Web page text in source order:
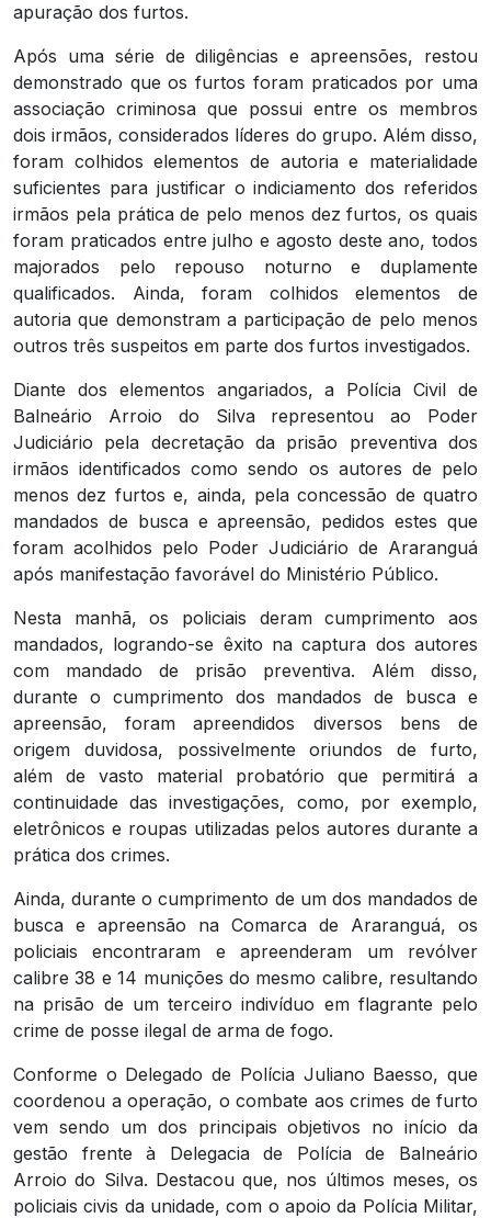
apuração dos furtos.
Após uma série de diligências e apreensões, restou
demonstrado que os furtos foram praticados por uma
associação criminosa que possui entre os membros
dois irmãos, considerados líderes do grupo. Além disso,
foram colhidos elementos de autoria e materialidade
suficientes para justificar o indiciamento dos referidos
irmãos pela prática de pelo menos dez furtos, os quais
foram praticados entre julho e agosto deste ano, todos
majorados pelo repouso noturno e duplamente
qualificados. Ainda, foram colhidos elementos de
autoria que demonstram a participação de pelo menos
outros três suspeitos em parte dos furtos investigados.
Diante dos elementos angariados, a Polícia Civil de
Balneário Arroio do Silva representou ao Poder
Judiciário pela decretação da prisão preventiva dos
irmãos identificados como sendo os autores de pelo
menos dez furtos e, ainda, pela concessão de quatro
mandados de busca e apreensão, pedidos estes que
foram acolhidos pelo Poder Judiciário de Araranguá
após manifestação favorável do Ministério Público.
Nesta manhã, os policiais deram cumprimento aos
mandados, logrando-se êxito na captura dos autores
com mandado de prisão preventiva. Além disso,
durante o cumprimento dos mandados de busca e
apreensão, foram apreendidos diversos bens de
origem duvidosa, possivelmente oriundos de furto,
além de vasto material probatório que permitirá a
continuidade das investigações, como, por exemplo,
eletrônicos e roupas utilizadas pelos autores durante a
prática dos crimes.
Ainda, durante o cumprimento de um dos mandados de
busca e apreensão na Comarca de Araranguá, os
policiais encontraram e apreenderam um revólver
calibre 38 e 14 munições do mesmo calibre, resultando
na prisão de um terceiro indivíduo em flagrante pelo
crime de posse ilegal de arma de fogo.
Conforme o Delegado de Polícia Juliano Baesso, que
coordenou a operação, o combate aos crimes de furto
vem sendo um dos principais objetivos no início da
gestão frente à Delegacia de Polícia de Balneário
Arroio do Silva. Destacou que, nos últimos meses, os
policiais civis da unidade, com o apoio da Polícia Militar,